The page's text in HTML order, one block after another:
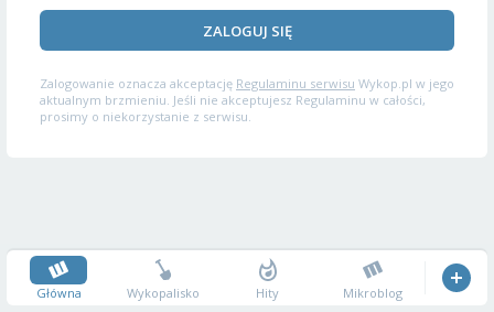
ZALOGUJ SIĘ
Zalogowanie oznacza akceptację Regulaminu serwisu Wykop.pl w jego
aktualnym brzmieniu. Jeśli nie akceptujesz Regulaminu w całości,
prosimy o niekorzystanie z serwisu.
Główna Wykopalisko Hity Mikroblog